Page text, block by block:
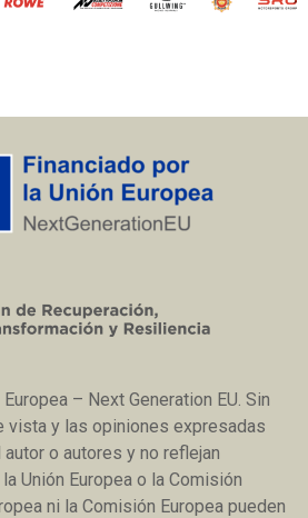
– Next Generation EU. Sin
vista y las opiniones expresadas
o autores y no reflejan
Unión Europea o la Comisión
ni la Comisión Europea pueden